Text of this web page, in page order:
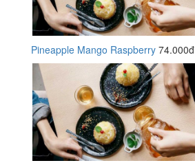
Pineapple Mango Raspberry 74.000đ